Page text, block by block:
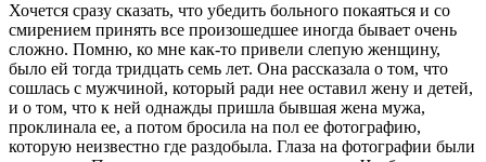
Хочется сразу сказать, что убедить больного покаяться и со
смирением принять все произошедшее иногда бывает очень
сложно. Помню, ко мне как-то привели слепую женщину,
было ей тогда тридцать семь лет. Она рассказала о том, что
сошлась с мужчиной, который ради нее оставил жену и детей,
и о том, что к ней однажды пришла бывшая жена мужа,
проклинала ее, а потом бросила на пол ее фотографию,
которую неизвестно где раздобыла. Глаза на фотографии были